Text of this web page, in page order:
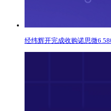
经纬辉开完成收购诺思微